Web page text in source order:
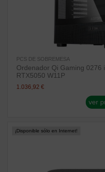
PCS DE SOBREMESA
Ordenador Qi Gaming 0276
RTX5050 W11P
1.036,92 €
ver
¡Disponible sólo en Internet!